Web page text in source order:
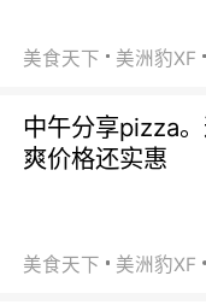
美食天下 美洲豹XF
中午分享pizza
爽价格还实惠
美食天下 美洲豹XF